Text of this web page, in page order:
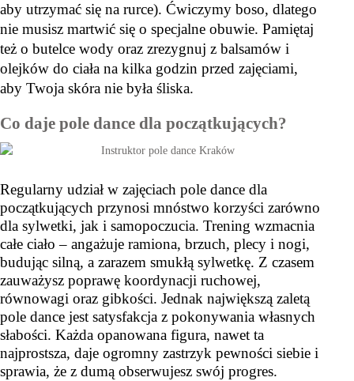
aby utrzymać się na rurce). Ćwiczymy boso, dlatego
nie musisz martwić się o specjalne obuwie. Pamiętaj
też o butelce wody oraz zrezygnuj z balsamów i
olejków do ciała na kilka godzin przed zajęciami,
aby Twoja skóra nie była śliska.
Co daje pole dance dla początkujących?
Regularny udział w zajęciach pole dance dla
początkujących przynosi mnóstwo korzyści zarówno
dla sylwetki, jak i samopoczucia. Trening wzmacnia
całe ciało – angażuje ramiona, brzuch, plecy i nogi,
budując silną, a zarazem smukłą sylwetkę. Z czasem
zauważysz poprawę koordynacji ruchowej,
równowagi oraz gibkości. Jednak największą zaletą
pole dance jest satysfakcja z pokonywania własnych
słabości. Każda opanowana figura, nawet ta
najprostsza, daje ogromny zastrzyk pewności siebie i
sprawia, że z dumą obserwujesz swój progres.